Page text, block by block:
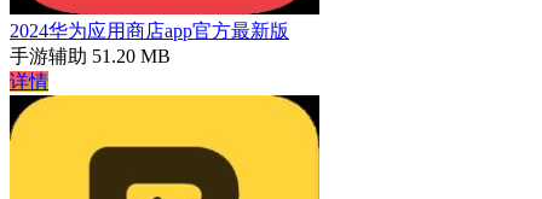
2024华为应用商店app官方最新版
手游辅助 51.20 MB
详情